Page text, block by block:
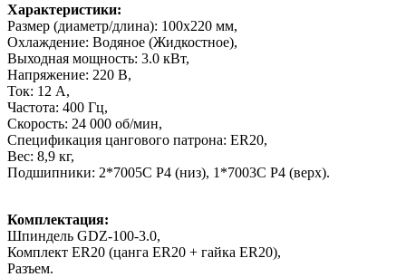
Характеристики:
Размер (диаметр/длина): 100x220 мм,
Охлаждение: Водяное (Жидкостное),
Выходная мощность: 3.0 кВт,
Напряжение: 220 В,
Ток: 12 А,
Частота: 400 Гц,
Скорость: 24 000 об/мин,
Спецификация цангового патрона: ER20,
Вес: 8,9 кг,
Подшипники: 2*7005C P4 (низ), 1*7003C P4 (верх).
Комплектация:
Шпиндель GDZ-100-3.0,
Комплект ER20 (цанга ER20 + гайка ER20),
Разъем.